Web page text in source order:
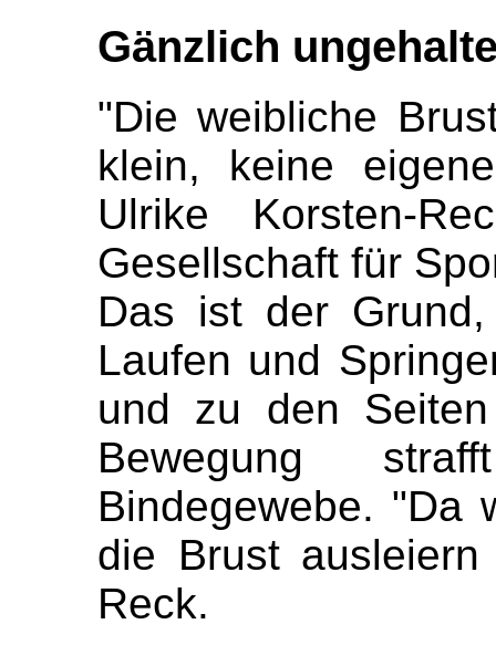
Gänzlich
"Die weibliche
klein, keine
Ulrike Korsten-
Gesellschaft für
Das ist der
Laufen und
und zu den
Bewegung
Bindegewebe. "Da
die Brust
Reck.